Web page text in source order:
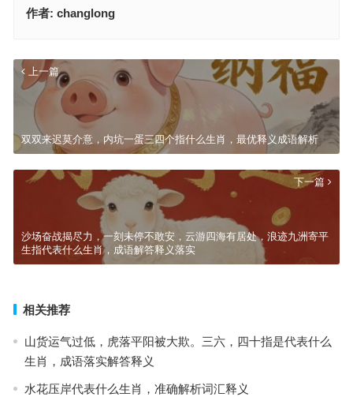
作者: changlong
上一篇
双双来迟莫介意，内坑一蛋三四个指什么生肖，最优释义成语解析
下一篇
沙场奋战揭尽力，一刻未停不敢安，云游四海有居处，浪迹九洲寄平
生指代表什么生肖，成语解答释义落实
相关推荐
山货运气过低，虎落平阳被大欺。三六，四十指是代表什么
生肖，成语落实解答释义
水花压岸代表什么生肖，准确解析词汇释义